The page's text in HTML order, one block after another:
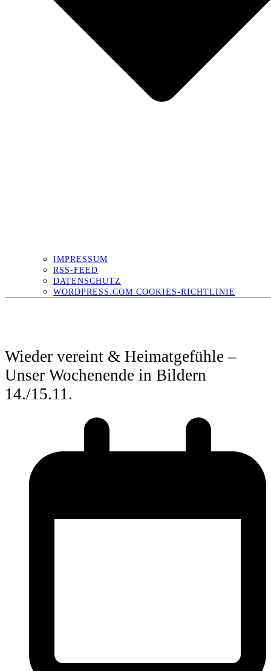
IMPRESSUM
RSS-FEED
DATENSCHUTZ
WORDPRESS.COM COOKIES-RICHTLINIE
Wieder vereint & Heimatgefühle –
Unser Wochenende in Bildern
14./15.11.